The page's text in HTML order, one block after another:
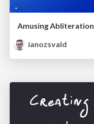
Amusing Abliteration
ianozsvald